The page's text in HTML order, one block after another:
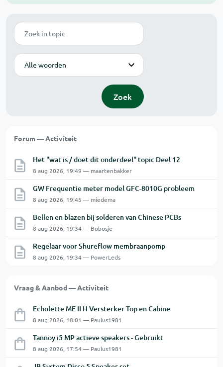
Zoek
Modus
Zoek
Forum — Activiteit
Het "wat is / doet dit onderdeel" topic Deel 12
8 aug 2026, 19:49 — maartenbakker
GW Frequentie meter model GFC-8010G probleem
8 aug 2026, 19:45 — miedema
Bellen en blazen bij solderen van Chinese PCBs
8 aug 2026, 19:34 — Bobosje
Regelaar voor Shureflow membraanpomp
8 aug 2026, 19:34 — PowerLeds
Vraag & Aanbod — Activiteit
Echolette ME II H Versterker Top en Cabine
8 aug 2026, 18:01 — Paulus1981
Tannoy i5 MP actieve speakers - Gebruikt
8 aug 2026, 17:54 — Paulus1981